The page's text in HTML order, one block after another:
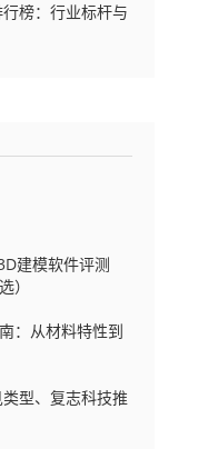
榜：行业标杆与
建模软件评测
）
：从材料特性到
型、复志科技推